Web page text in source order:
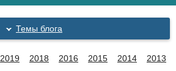
Темы блога
2019 2018 2016 2015 2014
2013